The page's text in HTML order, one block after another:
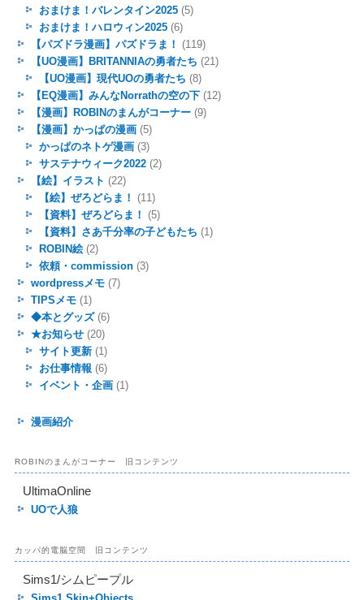
おまけま！バレンタイン2025(5)
おまけま！ハロウィン2025(6)
【パズドラ漫画】パズドラま！
(119)
【UO漫画】BRITANNIAの勇者たち (21)
【UO漫画】現代UOの勇者たち (8)
【EQ漫画】みんなNorrathの空の下(12)
【漫画】ROBINのまんがコーナー(9)
【漫画】かっぱの漫画(5)
かっぱのネトゲ漫画(3)
サステナウィーク2022(2)
【絵】イラスト (22)
【絵】ぜろどらま！
(11)
【資料】ぜろどらま！
(5)
【資料】さあ千分率の子どもたち (1)
ROBIN絵(2)
依頼・commission(3)
wordpressメモ(7)
TIPSメモ(1)
◆本とグッズ(6)
★お知らせ(20)
サイト更新(1)
お仕事情報 (6)
イベント・企画(1)
漫画紹介
ROBINのまんがコーナー 旧コンテンツ
UltimaOnline
UOで人狼
カッパ的電脳空間 旧コンテンツ
Sims1/シムピープル